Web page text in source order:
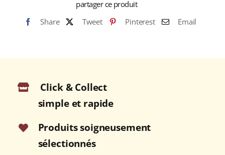
partager ce produit
Share
Tweet Pinterest Email
Click & Collect
simple et rapide
Produits soigneusement
sélectionnés